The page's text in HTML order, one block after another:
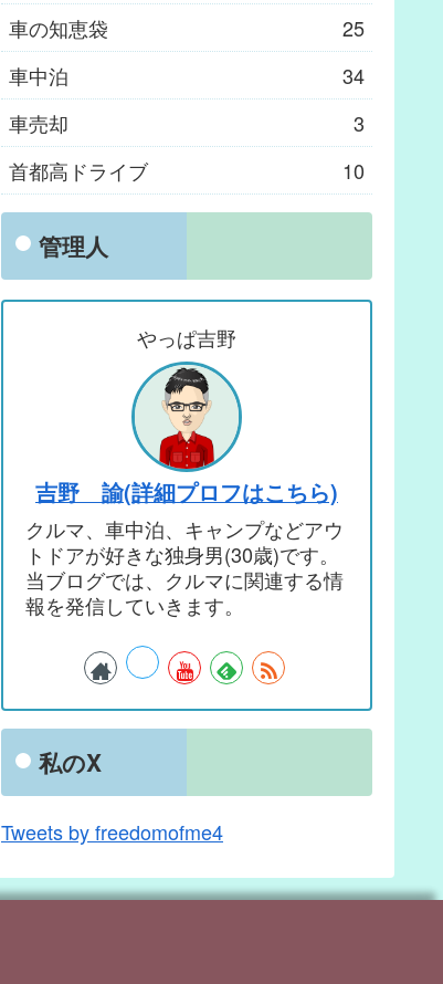
車の知恵袋
25
車中泊
34
車売却
3
首都高ドライブ
10
管理人
やっぱ吉野
吉野 諭(詳細プロフはこちら)
クルマ、車中泊、キャンプなどアウ
トドアが好きな独身男(30歳)です。
当ブログでは、クルマに関連する情
報を発信していきます。
私のX
Tweets by freedomofme4